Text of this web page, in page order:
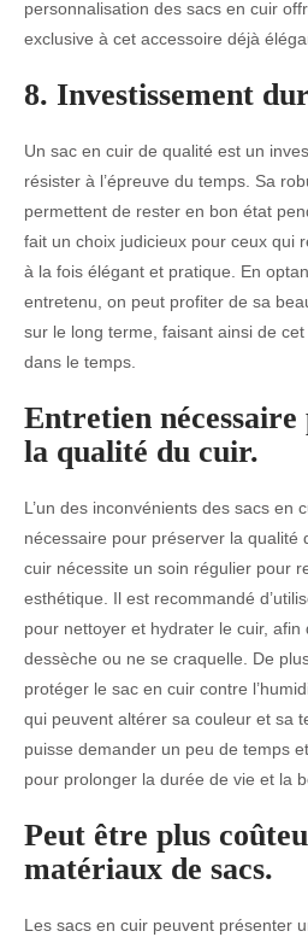
personnalisation des sacs en cuir
exclusive à cet accessoire déjà
8. Investissement
Un sac en cuir de qualité est un
résister à l’épreuve du temps. Sa
permettent de rester en bon état
fait un choix judicieux pour ceux qui
à la fois élégant et pratique. En
entretenu, on peut profiter de sa
sur le long terme, faisant ainsi de
dans le temps.
Entretien
la qualité du cuir.
L’un des inconvénients des sacs en
nécessaire pour préserver la qualité
cuir nécessite un soin régulier pour
esthétique. Il est recommandé
pour nettoyer et hydrater le cuir, afin
dessèche ou ne se craquelle. De
protéger le sac en cuir contre
qui peuvent altérer sa couleur et sa
puisse demander un peu de temps
pour prolonger la durée de vie et la
Peut être plus
matériaux de sacs.
Les sacs en cuir peuvent présenter